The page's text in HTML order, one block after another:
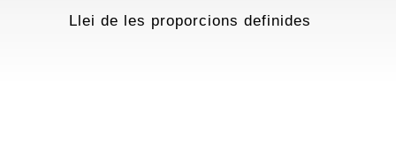
Llei de les proporcions definides